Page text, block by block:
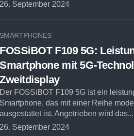
26. September 2024
SMARTPHONES
FOSSiBOT F109 5G:
Smartphone mit 5G-
Zweitdisplay
Der FOSSiBOT F109 5G ist ein
Smartphone, das mit einer Reihe
ausgestattet ist. Angetrieben wird das...
26. September 2024